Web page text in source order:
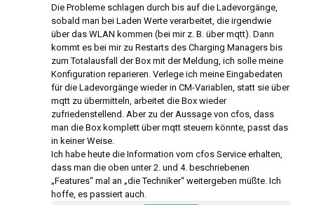
Die Probleme schlagen durch bis auf die Ladevorgänge,
sobald man bei Laden Werte verarbeitet, die irgendwie
über das WLAN kommen (bei mir z. B. über mqtt). Dann
kommt es bei mir zu Restarts des Charging Managers bis
zum Totalausfall der Box mit der Meldung, ich solle meine
Konfiguration reparieren. Verlege ich meine Eingabedaten
für die Ladevorgänge wieder in CM-Variablen, statt sie über
mqtt zu übermitteln, arbeitet die Box wieder
zufriedenstellend. Aber zu der Aussage von cfos, dass
man die Box komplett über mqtt steuern könnte, passt das
in keiner Weise.
Ich habe heute die Information vom cfos Service erhalten,
dass man die oben unter 2. und 4. beschriebenen
„Features“ mal an „die Techniker“ weitergeben müßte. Ich
hoffe, es passiert auch.